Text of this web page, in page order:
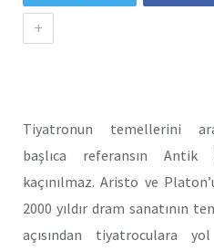
+
Tiyatronun temellerini
başlıca referansın Antik
kaçınılmaz. Aristo ve
2000 yıldır dram sanatının
açısından tiyatroculara